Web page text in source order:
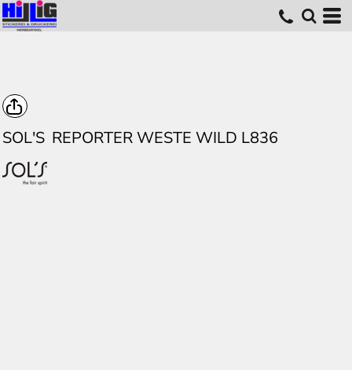
SOL'S REPORTER WESTE WILD L836